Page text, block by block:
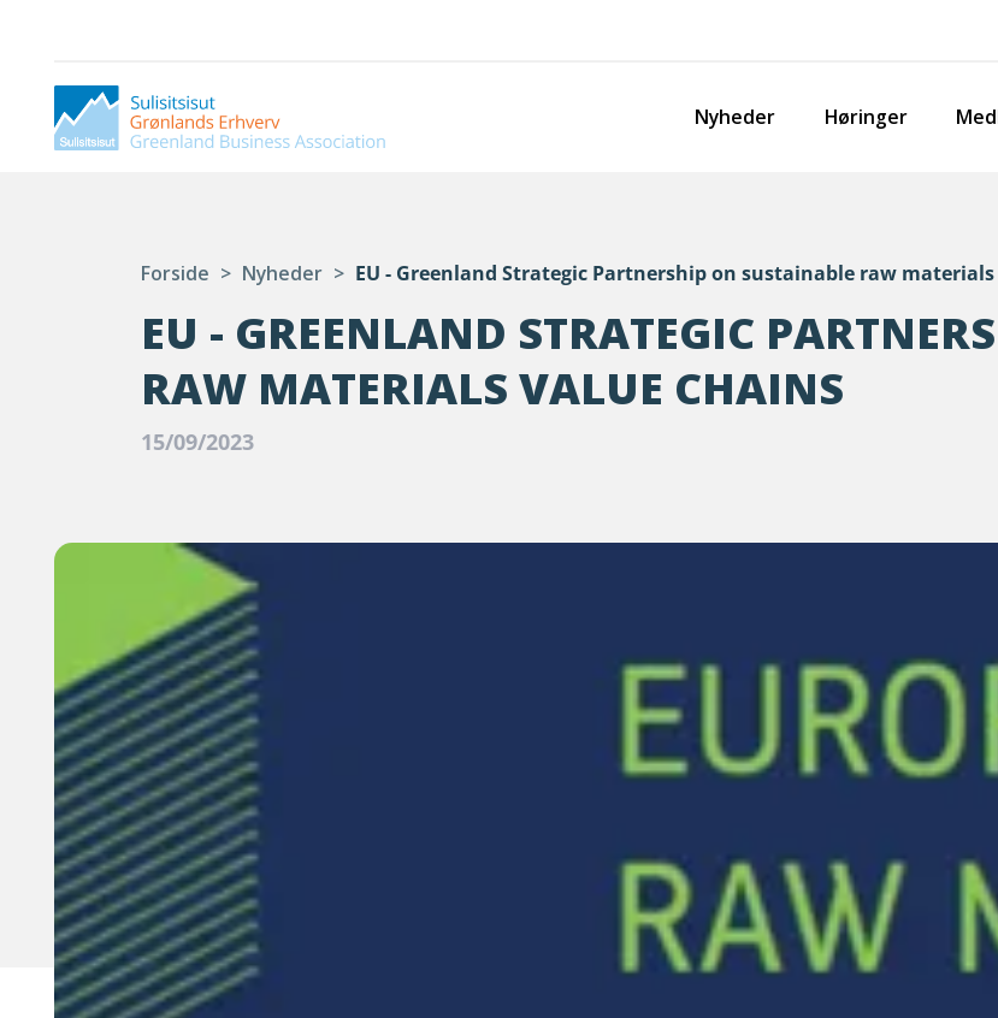
Nyheder Høringer
Forside > Nyheder > EU - Greenland Strategic Partnership on sustainable raw
EU - GREENLAND STRATEGIC
RAW MATERIALS VALUE CHAINS
15/09/2023